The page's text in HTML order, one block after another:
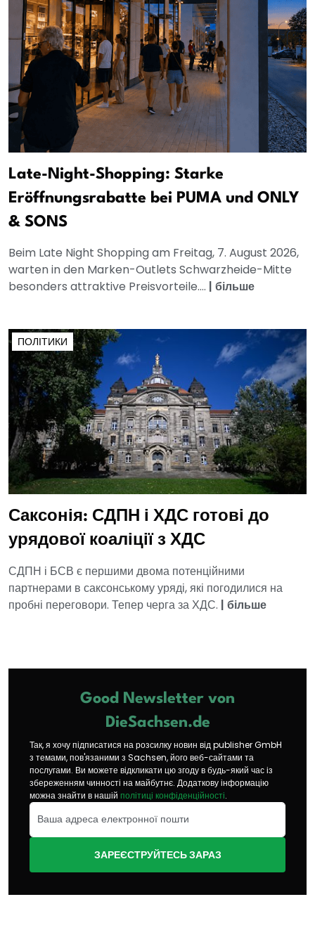
Late-Night-Shopping: Starke
Eröffnungsrabatte bei PUMA und ONLY
& SONS
Beim Late Night Shopping am Freitag, 7. August 2026,
warten in den Marken-Outlets Schwarzheide-Mitte
besonders attraktive Preisvorteile.... | більше
ПОЛІТИКИ
Саксонія: СДПН і ХДС готові до
урядової коаліції з ХДС
СДПН і БСВ є першими двома потенційними
партнерами в саксонському уряді, які погодилися на
пробні переговори. Тепер черга за ХДС. | більше
Good Newsletter von
DieSachsen.de
Так, я хочу підписатися на розсилку новин від publisher GmbH
з темами, пов'язаними з Sachsen, його веб-сайтами та
послугами. Ви можете відкликати цю згоду в будь-який час із
збереженням чинності на майбутнє. Додаткову інформацію
можна знайти в нашій політиці конфіденційності.
ЗАРЕЄСТРУЙТЕСЬ ЗАРАЗ